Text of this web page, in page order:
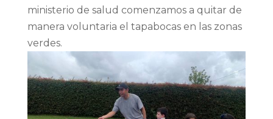
ministerio de salud comenzamos a quitar de
manera voluntaria el tapabocas en las zonas
verdes.